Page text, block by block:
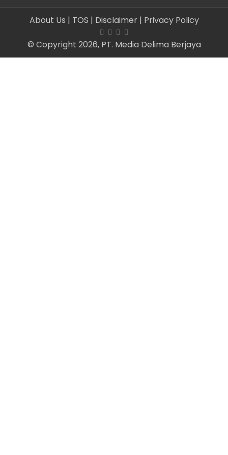
About Us | TOS | Disclaimer | Privacy Policy
© Copyright 2026, PT. Media Delima Berjaya